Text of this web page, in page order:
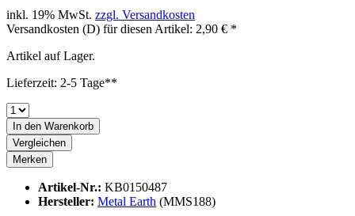
inkl. 19% MwSt. zzgl. Versandkosten
Versandkosten (D) für diesen Artikel: 2,90 € *
Artikel auf Lager.
Lieferzeit: 2-5 Tage**
In den Warenkorb
Vergleichen
Merken
Artikel-Nr.: KB0150487
Hersteller: Metal Earth (MMS188)